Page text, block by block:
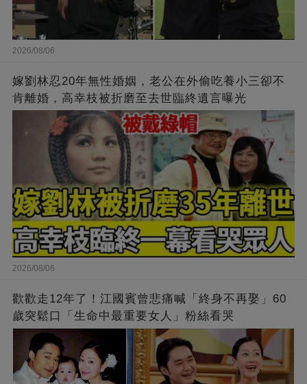
2026/08/06
嫁劉林忍20年無性婚姻，老公在外偷吃養小三卻不
肯離婚，高幸枝被折磨至去世臨終遺言曝光
2026/08/06
歡歡走12年了！江國賓曾悲痛喊「終身不再娶」60
歲突鬆口「生命中最重要女人」粉絲看哭